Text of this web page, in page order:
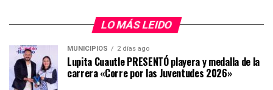
LO MÁS LEIDO
MUNICIPIOS 2 días ago
Lupita Cuautle PRESENTÓ playera y medalla de la
carrera «Corre por las Juventudes 2026»